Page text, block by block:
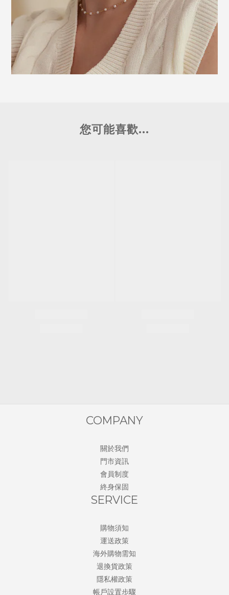
您可能喜歡...
COMPANY
關於我們
門市資訊
會員制度
終身保固
SERVICE
購物須知
運送政策
海外購物需知
退換貨政策
隱私權政策
帳戶設置步驟